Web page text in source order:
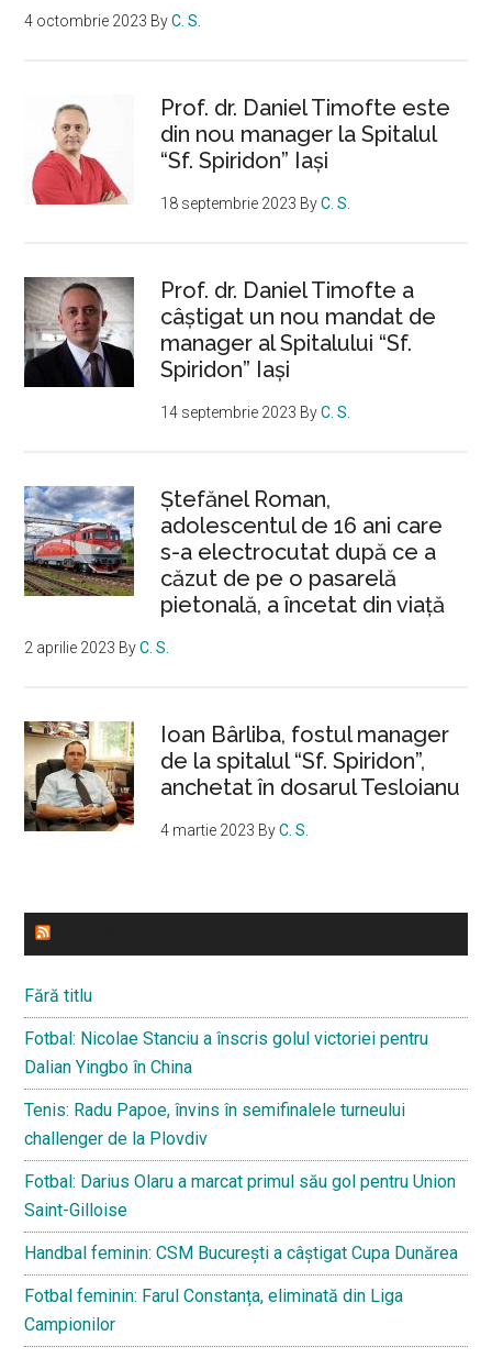
4 octombrie 2023 ByC. S.
Prof. dr. Daniel Timofte este
din nou manager la Spitalul
“Sf. Spiridon” Iaşi
18 septembrie 2023 ByC. S.
Prof. dr. Daniel Timofte a
câștigat un nou mandat de
manager al Spitalului “Sf.
Spiridon” Iași
14 septembrie 2023 ByC. S.
Ştefănel Roman,
adolescentul de 16 ani care
s-a electrocutat după ce a
căzut de pe o pasarelă
pietonală, a încetat din viață
2 aprilie 2023 ByC. S.
Ioan Bârliba, fostul manager
de la spitalul “Sf. Spiridon”,
anchetat în dosarul Tesloianu
4 martie 2023 ByC. S.
Fără titlu
Fotbal: Nicolae Stanciu a înscris golul victoriei pentru
Dalian Yingbo în China
Tenis: Radu Papoe, învins în semifinalele turneului
challenger de la Plovdiv
Fotbal: Darius Olaru a marcat primul său gol pentru Union
Saint-Gilloise
Handbal feminin: CSM București a câștigat Cupa Dunărea
Fotbal feminin: Farul Constanța, eliminată din Liga
Campionilor